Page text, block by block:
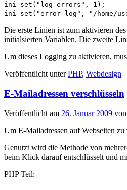
ini_set("log_errors", 1);
ini_set("error_log", "/home/
Die erste Linien ist zum aktivieren
initialsierten Variablen. Die zweite
Um dieses Logging zu aktivieren,
Veröffentlicht unter PHP, Webdesign |
E-Mailadressen verschlüsseln
Veröffentlicht am 26. Januar 2009 von
Um E-Mailadressen auf Webseiten
Genutzt wird die Methode von
beim Klick darauf entschlüsselt und
PHP Teil: